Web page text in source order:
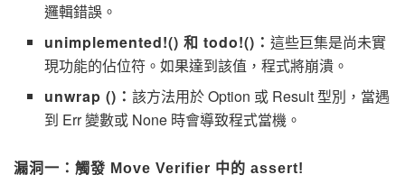
邏輯錯誤。
unimplemented!() 和 todo!()：這些巨集是尚未實
現功能的佔位符。如果達到該值，程式將崩潰。
unwrap ()：該方法用於 Option 或 Result 型別，當遇
到 Err 變數或 None 時會導致程式當機。
漏洞一：觸發 Move Verifier 中的 assert!